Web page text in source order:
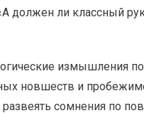
должен ли классный
измышления
новшеств и
сомнения по